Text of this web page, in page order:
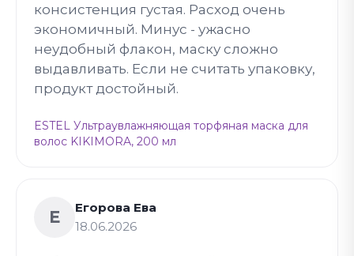
консистенция густая. Расход очень
экономичный. Минус - ужасно
неудобный флакон, маску сложно
выдавливать. Если не считать упаковку,
продукт достойный.
ESTEL Ультраувлажняющая торфяная маска для
волос KIKIMORA, 200 мл
Е
Егорова Ева
18.06.2026